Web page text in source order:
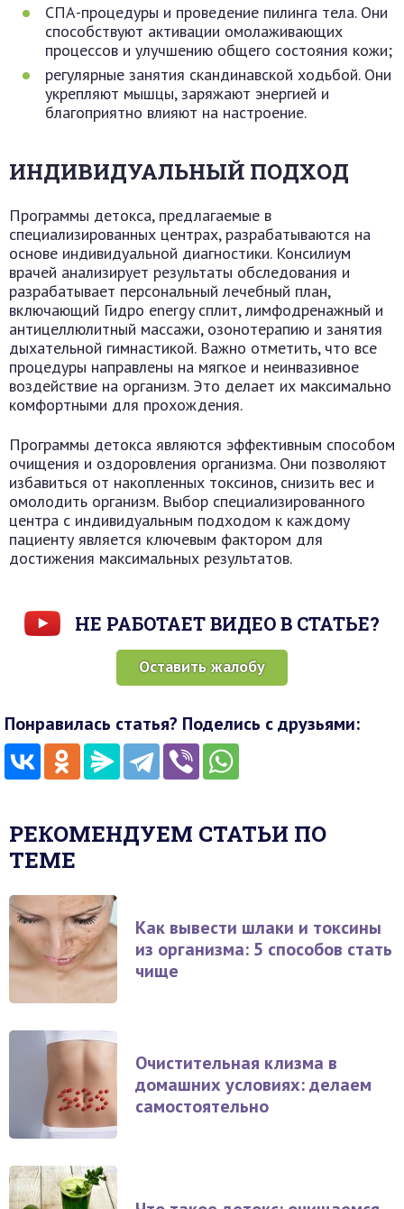
СПА-процедуры и проведение пилинга тела. Они
способствуют активации омолаживающих
процессов и улучшению общего состояния кожи;
регулярные занятия скандинавской ходьбой. Они
укрепляют мышцы, заряжают энергией и
благоприятно влияют на настроение.
ИНДИВИДУАЛЬНЫЙ ПОДХОД
Программы детокса, предлагаемые в
специализированных центрах, разрабатываются на
основе индивидуальной диагностики. Консилиум
врачей анализирует результаты обследования и
разрабатывает персональный лечебный план,
включающий Гидро energy сплит, лимфодренажный и
антицеллюлитный массажи, озонотерапию и занятия
дыхательной гимнастикой. Важно отметить, что все
процедуры направлены на мягкое и неинвазивное
воздействие на организм. Это делает их максимально
комфортными для прохождения.
Программы детокса являются эффективным способом
очищения и оздоровления организма. Они позволяют
избавиться от накопленных токсинов, снизить вес и
омолодить организм. Выбор специализированного
центра с индивидуальным подходом к каждому
пациенту является ключевым фактором для
достижения максимальных результатов.
НЕ РАБОТАЕТ ВИДЕО В СТАТЬЕ?
Оставить жалобу
Понравилась статья? Поделись с друзьями:
РЕКОМЕНДУЕМ СТАТЬИ ПО
ТЕМЕ
Как вывести шлаки и токсины
из организма: 5 способов стать
чище
Очистительная клизма в
домашних условиях: делаем
самостоятельно